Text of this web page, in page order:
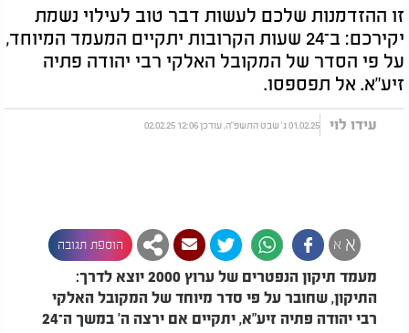
זו ההזדמנות שלכם לעשות דבר טוב לעילוי נשמת
יקירכם: ב־24 שעות הקרובות יתקיים המעמד המיוחד,
על פי הסדר של המקובל האלקי רבי יהודה פתיה
זיע"א. אל תפספסו.
עידו לוי 01.02.25 ג' שבט התשפ"ה, עודכן 12:06 02.02.25
א א הוספת תגובה
מעמד תיקון הנפטרים של ערוץ 2000 יוצא לדרך:
התיקון, שחובר על פי סדר מיוחד של המקובל האלקי
רבי יהודה פתיה זיע"א, יתקיים אם ירצה ה' במשך ה־24